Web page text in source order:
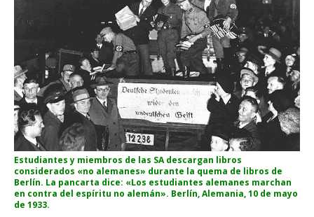
Estudiantes y miembros de las SA descargan libros
considerados «no alemanes» durante la quema de libros de
Berlín. La pancarta dice: «Los estudiantes alemanes marchan
en contra del espíritu no alemán». Berlín, Alemania, 10 de mayo
de 1933.